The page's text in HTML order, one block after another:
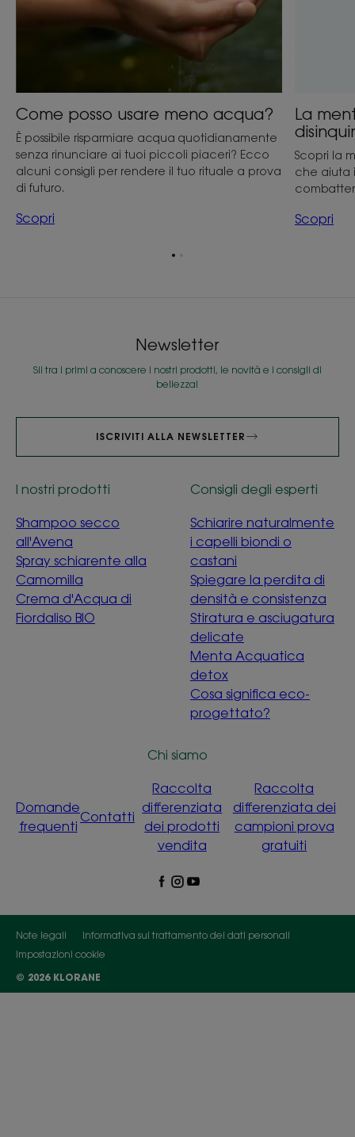
Come posso usare meno acqua?
È possibile risparmiare acqua quotidianamente
senza rinunciare ai tuoi piccoli piaceri? Ecco
alcuni consigli per rendere il tuo rituale a prova
di futuro.
Scopri
La
Scopri la
che aiuta
Scopri
Vai
Newsletter
Sii tra i primi a conoscere i nostri prodotti, le novità e i consigli di
bellezza!
ISCRIVITI ALLA NEWSLETTER
I nostri prodotti
Shampoo secco
all'Avena
Spray schiarente alla
Camomilla
Crema d'Acqua di
Fiordaliso BIO
Consigli degli esperti
Schiarire naturalmente
i capelli biondi o
castani
Spiegare la perdita di
densità e consistenza
Stiratura e asciugatura
delicate
Menta Acquatica
detox
Cosa significa eco-
progettato?
Chi siamo
Domande
frequenti
Contatti
Raccolta
differenziata
dei prodotti
vendita
Raccolta
differenziata dei
campioni prova
gratuiti
Note legali
Informativa sul trattamento dei dati personali
Impostazioni cookie
© 2026 KLORANE